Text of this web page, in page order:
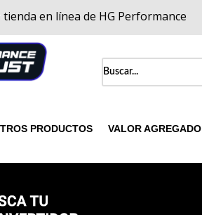
tienda en línea de HG Performance
PRODUCTOS VALOR AGREGADO